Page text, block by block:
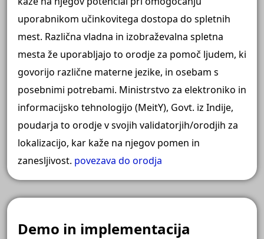
uporabnikom učinkovitega dostopa do spletnih
mest. Različna vladna in izobraževalna spletna
mesta že uporabljajo to orodje za pomoč ljudem, ki
govorijo različne materne jezike, in osebam s
posebnimi potrebami. Ministrstvo za elektroniko in
informacijsko tehnologijo (MeitY), Govt. iz Indije,
poudarja to orodje v svojih validatorjih/orodjih za
lokalizacijo, kar kaže na njegov pomen in
zanesljivost. povezava do orodja
Demo in implementacija